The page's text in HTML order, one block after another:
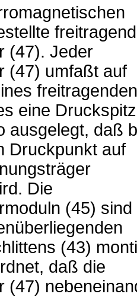
(47). Jeder
(47) umfaßt auf
freitragenden
eine
ausgelegt, daß
Druckpunkt auf
Die
(45) sind
(43)
daß die
(47)